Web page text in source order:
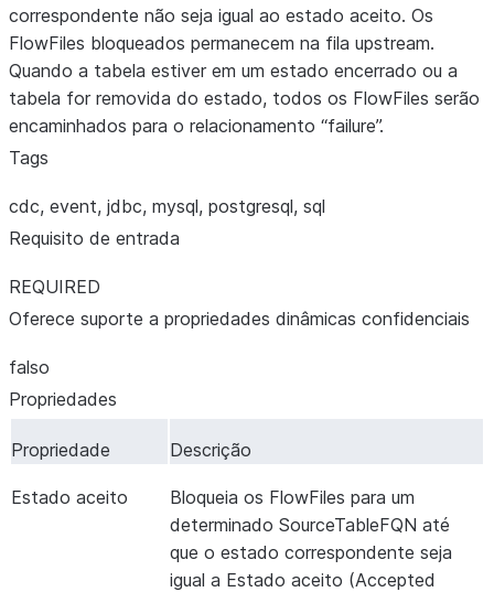
correspondente não seja igual ao estado aceito. Os
FlowFiles bloqueados permanecem na fila upstream.
Quando a tabela estiver em um estado encerrado ou a
tabela for removida do estado, todos os FlowFiles serão
encaminhados para o relacionamento “failure”.
Tags
cdc, event, jdbc, mysql, postgresql, sql
Requisito de entrada
REQUIRED
Oferece suporte a propriedades dinâmicas confidenciais
falso
Propriedades
Propriedade Descrição
Estado aceito
Bloqueia os FlowFiles para um
determinado SourceTableFQN até
que o estado correspondente seja
igual a Estado aceito (Accepted